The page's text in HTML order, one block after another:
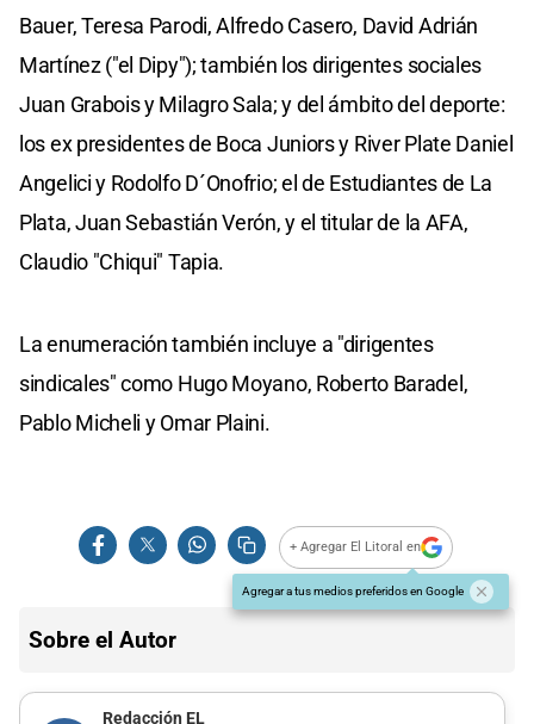
Bauer, Teresa Parodi, Alfredo Casero, David Adrián
Martínez ("el Dipy"); también los dirigentes sociales
Juan Grabois y Milagro Sala; y del ámbito del deporte:
los ex presidentes de Boca Juniors y River Plate Daniel
Angelici y Rodolfo D´Onofrio; el de Estudiantes de La
Plata, Juan Sebastián Verón, y el titular de la AFA,
Claudio "Chiqui" Tapia.
La enumeración también incluye a "dirigentes
sindicales" como Hugo Moyano, Roberto Baradel,
Pablo Micheli y Omar Plaini.
+ Agregar El Litoral en
Agregar a tus medios preferidos en Google
Sobre el Autor
Redacción EL